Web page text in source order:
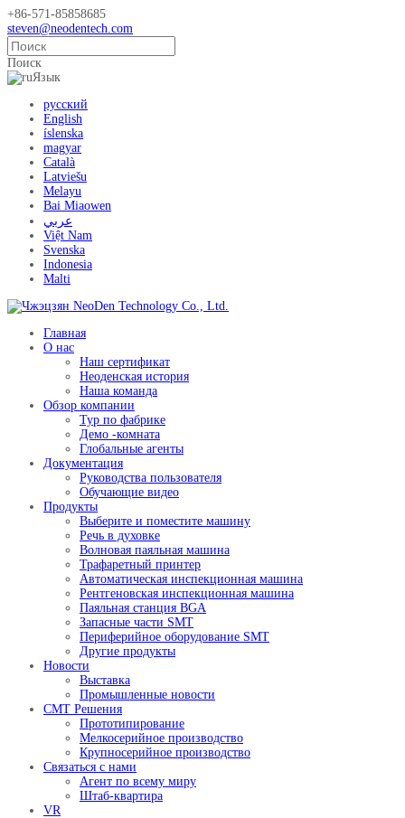
+86-571-85858685
steven@neodentech.com
Поиск
Язык
русский
English
íslenska
magyar
Català
Latviešu
Melayu
Bai Miaowen
عربي
Việt Nam
Svenska
Indonesia
Malti
Главная
О нас
Наш сертификат
Неоденская история
Наша команда
Обзор компании
Тур по фабрике
Демо -комната
Глобальные агенты
Документация
Руководства пользователя
Обучающие видео
Продукты
Выберите и поместите машину
Речь в духовке
Волновая паяльная машина
Трафаретный принтер
Автоматическая инспекционная машина
Рентгеновская инспекционная машина
Паяльная станция BGA
Запасные части SMT
Периферийное оборудование SMT
Другие продукты
Новости
Выставка
Промышленные новости
СМТ Решения
Прототипирование
Мелкосерийное производство
Крупносерийное производство
Связаться с нами
Агент по всему миру
Штаб-квартира
VR